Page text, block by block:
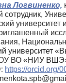
Логвиненко,
сотрудник,
университет
университет
ВО «НИУ
https://orcid.org/